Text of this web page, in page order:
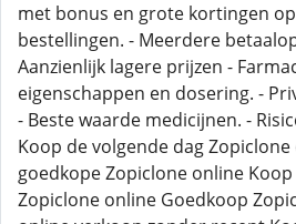
met bonus en grote kortingen
bestellingen. - Meerdere
Aanzienlijk lagere prijzen -
eigenschappen en dosering. -
- Beste waarde medicijnen. -
Koop de volgende dag
goedkope Zopiclone online
Zopiclone online Goedkoop